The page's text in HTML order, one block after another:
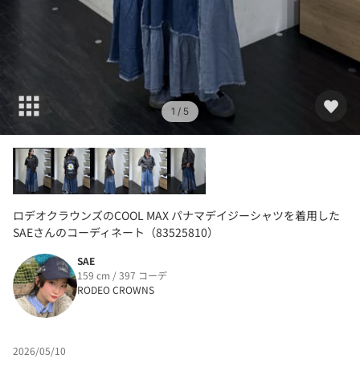
1 / 5
ロデオクラウンズのCOOL MAX パナマデイジーシャツを着用した
SAEさんのコーディネート（83525810）
SAE
159 cm / 397 コーデ
RODEO CROWNS
2026/05/10